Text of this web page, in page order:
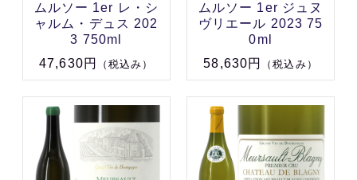
ムルソー 1er レ・シ
ャルム・デュス 202
3 750ml
47,630円
（税込み）
ムルソー 1er ジュヌ
ヴリエール 2023 75
0ml
58,630円
（税込み）